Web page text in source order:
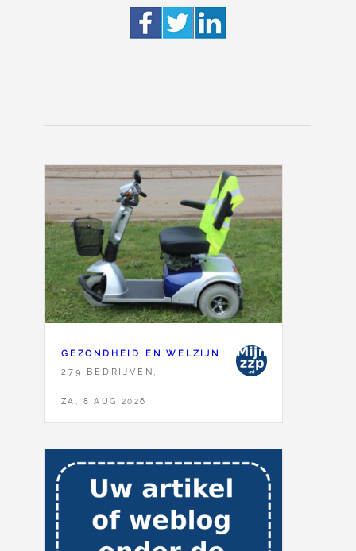
GEZONDHEID EN WELZIJN
279 BEDRIJVEN,
ZA, 8 AUG 2026